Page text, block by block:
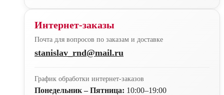
Интернет-заказы
Почта для вопросов по заказам и доставке
stanislav_rnd@mail.ru
График обработки интернет-заказов
Понедельник – Пятница: 10:00–19:00